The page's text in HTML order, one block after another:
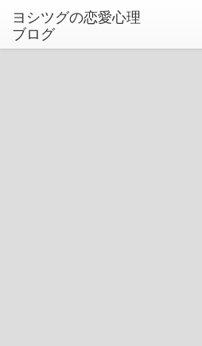
ヨシツグの恋愛心理
ブログ